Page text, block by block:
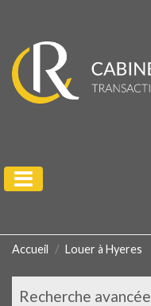
Accueil Louer à Hyeres
Recherche avancée